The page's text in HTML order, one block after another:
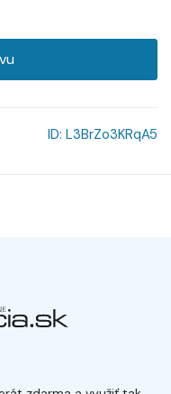
ID: L3BrZo3KRqA5